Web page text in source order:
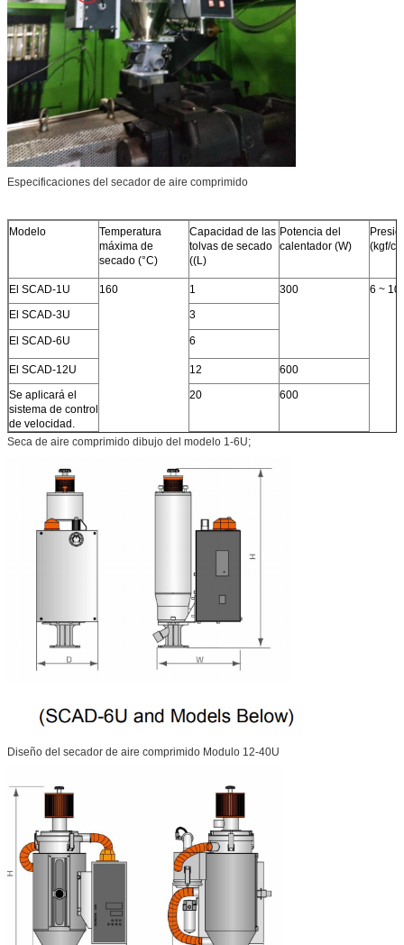
Especificaciones del secador de aire comprimido
Modelo
Temperatura
máxima de
secado (°C)
Capacidad de las
tolvas de secado
((L)
Potencia del
calentador (W)
(kgf/
El SCAD-1U 160 1 300
6 ~ 10
El SCAD-3U
3
El SCAD-6U 6
El SCAD-12U 12
600
Se aplicará el
sistema de control
de velocidad.
20 600
El SCAD-40U 40
Seca de aire comprimido dibujo del modelo 1-6U;
Diseño del secador de aire comprimido Modulo 12-40U